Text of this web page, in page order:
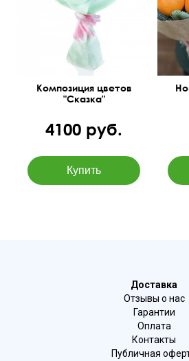
Композиция цветов
"Сказка"
4100 руб.
Доставка
Отзывы о нас
Гарантии
Оплата
Контакты
Публичная